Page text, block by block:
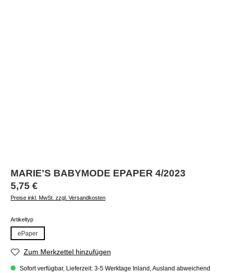
MARIE'S BABYMODE EPAPER 4/2023
Regulärer Preis:
5,75 €
Preise inkl. MwSt. zzgl. Versandkosten
Artikeltypauswählen
ePaper
Zum Merkzettel hinzufügen
Sofort verfügbar, Lieferzeit: 3-5 Werktage Inland, Ausland abweichend